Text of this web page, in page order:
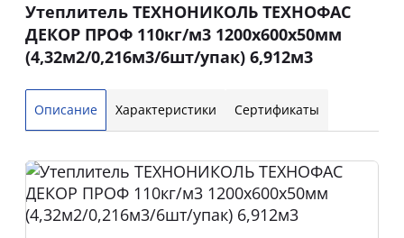
Утеплитель ТЕХНОНИКОЛЬ ТЕХНОФАС
ДЕКОР ПРОФ 110кг/м3 1200х600х50мм
(4,32м2/0,216м3/6шт/упак) 6,912м3
Описание Характеристики Сертификаты